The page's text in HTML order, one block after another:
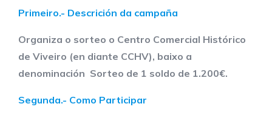
Primeiro.- Descrición da campaña
Organiza o sorteo o Centro Comercial Histórico
de Viveiro (en diante CCHV), baixo a
denominación Sorteo de 1 soldo de 1.200€.
Segunda.- Como Participar